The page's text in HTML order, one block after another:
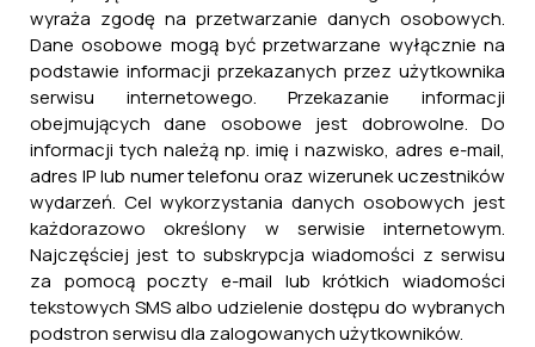
wyraża zgodę na przetwarzanie danych osobowych.
Dane osobowe mogą być przetwarzane wyłącznie na
podstawie informacji przekazanych przez użytkownika
serwisu internetowego. Przekazanie informacji
obejmujących dane osobowe jest dobrowolne. Do
informacji tych należą np. imię i nazwisko, adres e-mail,
adres IP lub numer telefonu oraz wizerunek uczestników
wydarzeń. Cel wykorzystania danych osobowych jest
każdorazowo określony w serwisie internetowym.
Najczęściej jest to subskrypcja wiadomości z serwisu
za pomocą poczty e-mail lub krótkich wiadomości
tekstowych SMS albo udzielenie dostępu do wybranych
podstron serwisu dla zalogowanych użytkowników.